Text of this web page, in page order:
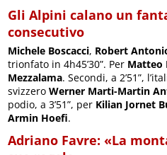
Gli Alpini calano un
consecutivo
Michele Boscacci, Robert
trionfato in 4h45’30”. Per Matteo
Mezzalama. Secondi, a 2’51”,
svizzeroWerner Marti-Martin
podio, a 3’51”, per Kilian Jornet
Armin Hoefi.
Adriano Favre: «La